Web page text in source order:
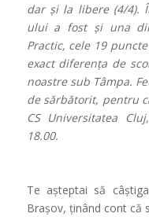
dar și la libere (4/4).
ului a fost și una
Practic, cele 19
exact diferența de
noastre sub Tâmpa.
de sărbătorit, pentru
CS Universitatea
18.00.
Te așteptai să
Brașov, ținând cont că